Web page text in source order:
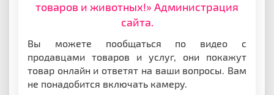
товаров и животных!» Администрация
сайта.
Вы можете пообщаться по видео с
продавцами товаров и услуг, они покажут
товар онлайн и ответят на ваши вопросы. Вам
не понадобится включать камеру.